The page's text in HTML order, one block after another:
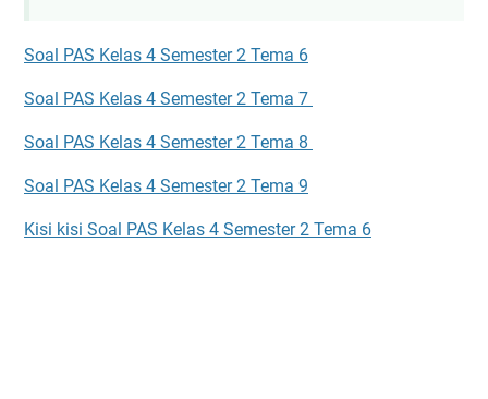
Soal PAS Kelas 4 Semester 2 Tema 6
Soal PAS Kelas 4 Semester 2 Tema 7
Soal PAS Kelas 4 Semester 2 Tema 8
Soal PAS Kelas 4 Semester 2 Tema 9
Kisi kisi Soal PAS Kelas 4 Semester 2 Tema 6